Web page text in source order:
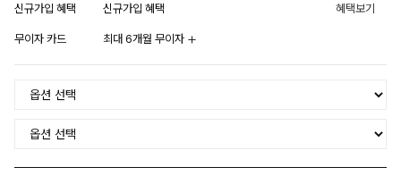
신규가입 혜택 신규가입 혜택 혜택보기
무이자 카드 최대 6개월 무이자